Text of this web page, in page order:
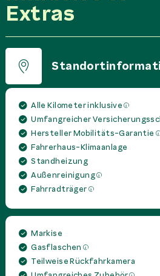
Extras
Alle Kilometer inklusive
Umfangreicher
Hersteller Mobilitäts-Garantie
Fahrerhaus-Klimaanlage
Standheizung
Außenreinigung
Fahrradträger
Markise
Gasflaschen
Teilweise Rückfahrkamera